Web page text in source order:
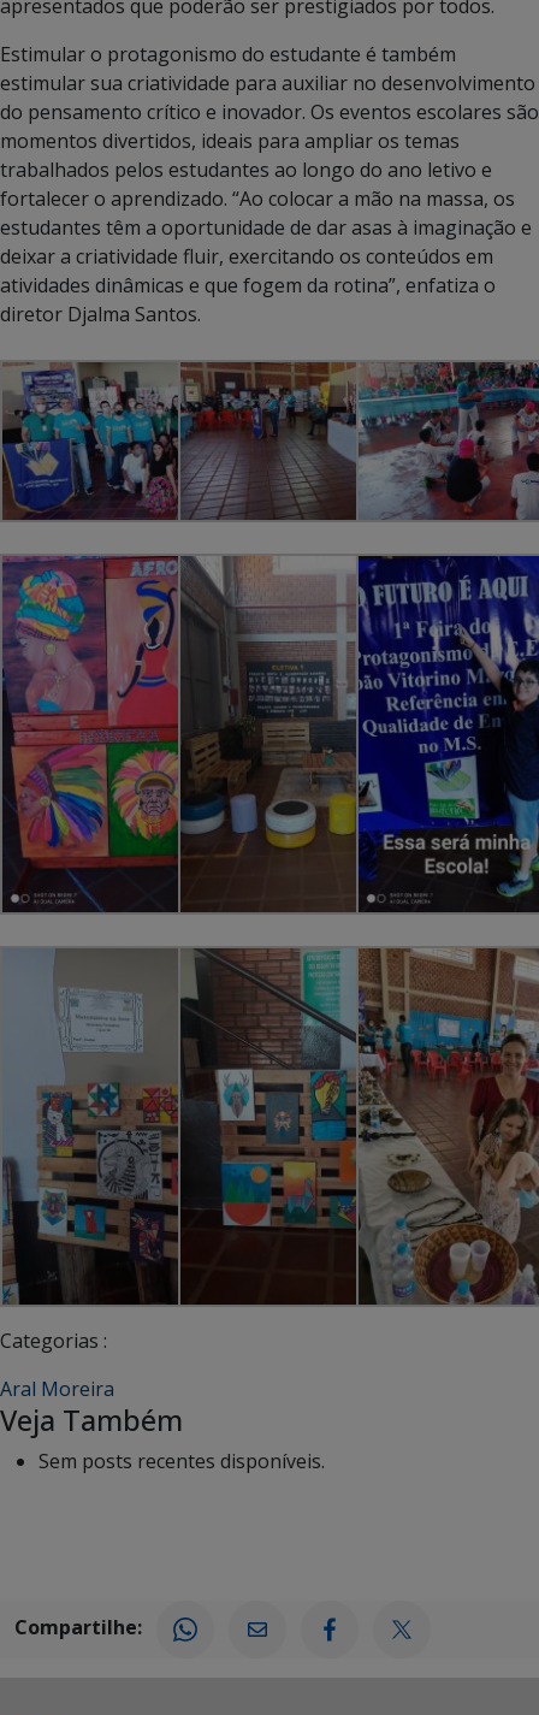
apresentados que poderão ser prestigiados por todos.
Estimular o protagonismo do estudante é também
estimular sua criatividade para auxiliar no desenvolvimento
do pensamento crítico e inovador. Os eventos escolares são
momentos divertidos, ideais para ampliar os temas
trabalhados pelos estudantes ao longo do ano letivo e
fortalecer o aprendizado. “Ao colocar a mão na massa, os
estudantes têm a oportunidade de dar asas à imaginação e
deixar a criatividade fluir, exercitando os conteúdos em
atividades dinâmicas e que fogem da rotina”, enfatiza o
diretor Djalma Santos.
Categorias :
Aral Moreira
Veja Também
Sem posts recentes disponíveis.
Compartilhe: